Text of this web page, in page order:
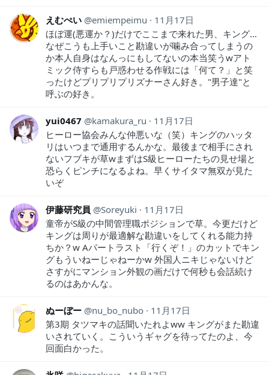
えむぺい emiempeimu
11月17日
ほぼ運(悪運か？)だけでここまで来れた男、キング…
なぜこうも上手いこと勘違いが噛み合ってしまうの
か本人自身はなんっにもしてないの本当笑うwアト
ミック侍すらも戸惑わせる作戦には「何て？」と笑
ったけどプリプリプリズナーさん好き。"男子達"と
呼ぶの好き。
yui0467 kamakura_ru
11月17日
ヒーロー協会みんな仲悪いな（笑）キングのハッタ
リはいつまで通用するんかな。最後まで相手にされ
ないフブキが草wまずはS級ヒーローたちの見せ場と
恐らくピンチになるよね。早くサイタマ無双が見た
いぞ
伊藤研究員 Soreyuki
11月17日
童帝がS級の中間管理職ポジションで草。今更だけど
キングは周りが最適解な勘違いをしてくれる能力持
ちか？w Aパートラスト「行くぞ！」のカットでキン
グもういねーじゃねーかw 外国人ニキじゃないけど
さすがにマンション外観の画だけで何秒も会話続け
るのはあかんな。
ぬーぼー nu_bo_nubo
11月17日
第3期 タツマキの話聞いたれよww キングがまた勘違
いされていく。こういうギャグを待ってたのよ、今
回面白かった。